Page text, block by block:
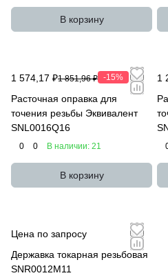
В корзину
1 574,17 ₽1 851,96 ₽ -15%
Расточная оправка для
точения резьбы Эквивалент
SNL0016Q16
0 0 В наличии: 21
В корзину
1
Цена по запросу
Державка токарная резьбовая
SNR0012M11